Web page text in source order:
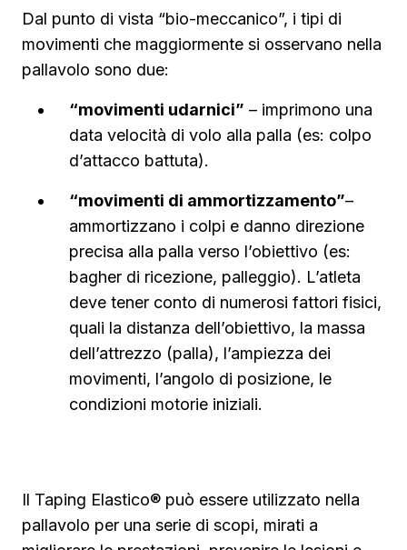
Dal punto di vista “bio-meccanico”, i tipi di
movimenti che maggiormente si osservano nella
pallavolo sono due:
“movimenti udarnici” – imprimono una
data velocità di volo alla palla (es: colpo
d’attacco battuta).
“movimenti di ammortizzamento”–
ammortizzano i colpi e danno direzione
precisa alla palla verso l’obiettivo (es:
bagher di ricezione, palleggio). L’atleta
deve tener conto di numerosi fattori fisici,
quali la distanza dell’obiettivo, la massa
dell’attrezzo (palla), l’ampiezza dei
movimenti, l’angolo di posizione, le
condizioni motorie iniziali.
Il Taping Elastico® può essere utilizzato nella
pallavolo per una serie di scopi, mirati a